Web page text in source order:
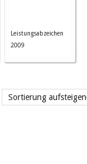
Leistungsabzeichen
2009